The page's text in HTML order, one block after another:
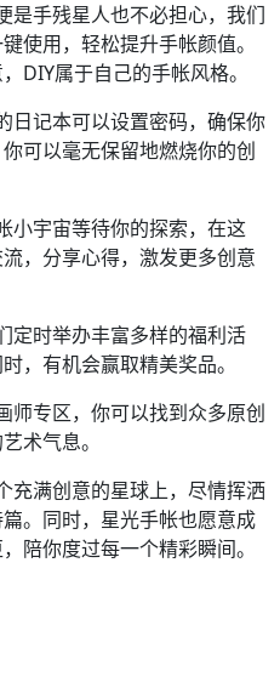
是手残星人也不必担心，我们
使用，轻松提升手帐颜值。
DIY属于自己的手帐风格。
日记本可以设置密码，确保你
可以毫无保留地燃烧你的创
小宇宙等待你的探索，在这
，分享心得，激发更多创意
定时举办丰富多样的福利活
，有机会赢取精美奖品。
师专区，你可以找到众多原创
术气息。
充满创意的星球上，尽情挥洒
。同时，星光手帐也愿意成
陪你度过每一个精彩瞬间。